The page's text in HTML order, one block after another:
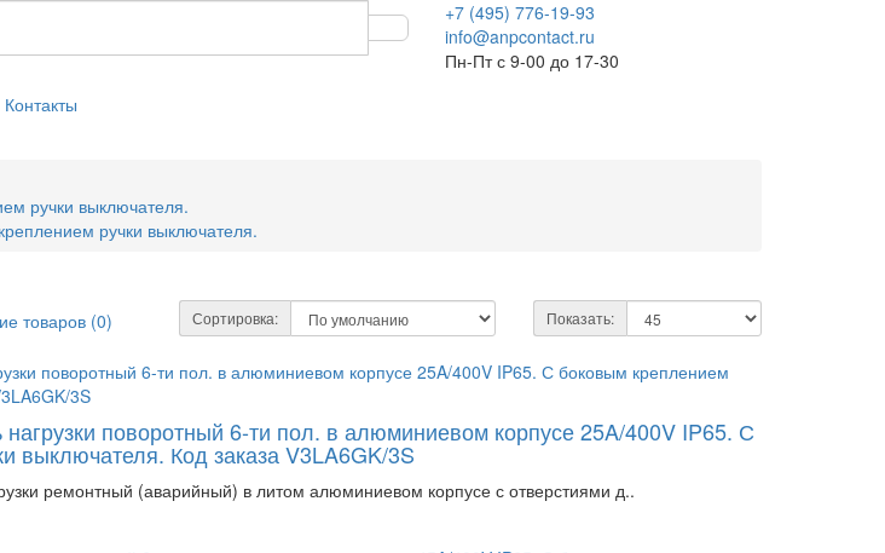
+7 (495) 776-19-93
info@anpcontact.ru
Пн-Пт с 9-00 до 17-30
Контакты
ручки выключателя.
ручки выключателя.
товаров (0) Сортировка: Показать:
поворотный 6-ти пол. в алюминиевом корпусе 25A/400V IP65. С
выключателя. Код заказа V3LA6GK/3S
ремонтный (аварийный) в литом алюминиевом корпусе с отверстиями д..